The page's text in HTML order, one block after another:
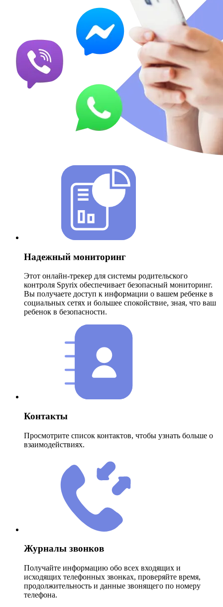
Надежный мониторинг
Этот онлайн-трекер для системы родительского
контроля Spyrix обеспечивает безопасный мониторинг.
Вы получаете доступ к информации о вашем ребенке в
социальных сетях и большее спокойствие, зная, что ваш
ребенок в безопасности.
Контакты
Просмотрите список контактов, чтобы узнать больше о
взаимодействиях.
Журналы звонков
Получайте информацию обо всех входящих и
исходящих телефонных звонках, проверяйте время,
продолжительность и данные звонящего по номеру
телефона.